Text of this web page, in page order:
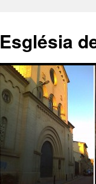
contenido
Església